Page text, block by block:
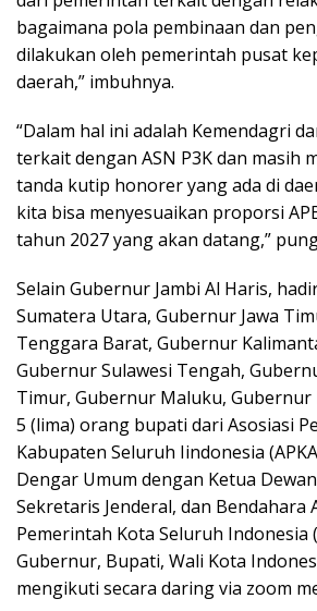
bagaimana pola pembinaan dan
dilakukan oleh pemerintah pusat
daerah,” imbuhnya.
“Dalam hal ini adalah Kemendagri
terkait dengan ASN P3K dan masih
tanda kutip honorer yang ada di
kita bisa menyesuaikan proporsi
tahun 2027 yang akan datang,”
Selain Gubernur Jambi Al Haris,
Sumatera Utara, Gubernur Jawa
Tenggara Barat, Gubernur
Gubernur Sulawesi Tengah,
Timur, Gubernur Maluku, Gubernur
5 (lima) orang bupati dari Asosiasi
Kabupaten Seluruh Iindonesia
Dengar Umum dengan Ketua
Sekretaris Jenderal, dan Bendahara
Pemerintah Kota Seluruh Indonesia
Gubernur, Bupati, Wali Kota
mengikuti secara daring via zoom